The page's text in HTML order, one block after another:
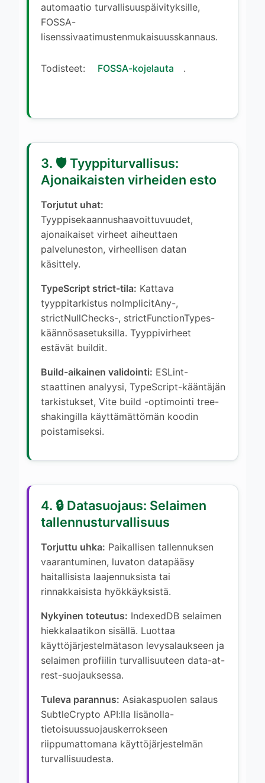
automaatio turvallisuuspäivityksille,
FOSSA-
lisenssivaatimustenmukaisuusskannaus.
Todisteet: FOSSA-kojelauta .
3. 🛡️ Tyyppiturvallisus:
Ajonaikaisten virheiden esto
Torjutut uhat:
Tyyppisekaannushaavoittuvuudet,
ajonaikaiset virheet aiheuttaen
palveluneston, virheellisen datan
käsittely.
TypeScript strict-tila: Kattava
tyyppitarkistus noImplicitAny-,
strictNullChecks-, strictFunctionTypes-
käännösasetuksilla. Tyyppivirheet
estävät buildit.
Build-aikainen validointi: ESLint-
staattinen analyysi, TypeScript-kääntäjän
tarkistukset, Vite build -optimointi tree-
shakingilla käyttämättömän koodin
poistamiseksi.
4. 🔒 Datasuojaus: Selaimen
tallennusturvallisuus
Torjuttu uhka: Paikallisen tallennuksen
vaarantuminen, luvaton datapääsy
haitallisista laajennuksista tai
rinnakkaisista hyökkäyksistä.
Nykyinen toteutus: IndexedDB selaimen
hiekkalaatikon sisällä. Luottaa
käyttöjärjestelmätason levysalaukseen ja
selaimen profiilin turvallisuuteen data-at-
rest-suojauksessa.
Tuleva parannus: Asiakaspuolen salaus
SubtleCrypto API:lla lisänolla-
tietoisuussuojauskerrokseen
riippumattomana käyttöjärjestelmän
turvallisuudesta.